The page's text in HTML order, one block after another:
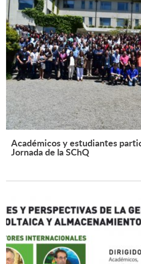
Académicos y estudiantes
Jornada de la SChQ